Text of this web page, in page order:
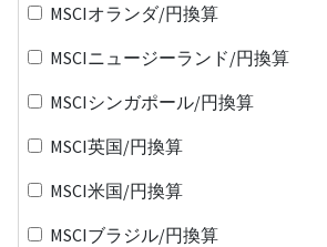
MSCIオランダ/円換算
MSCIニュージーランド/円換算
MSCIシンガポール/円換算
MSCI英国/円換算
MSCI米国/円換算
MSCIブラジル/円換算